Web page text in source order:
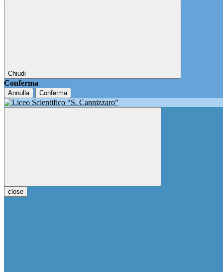
Chiudi
Conferma
Annulla Conferma
close